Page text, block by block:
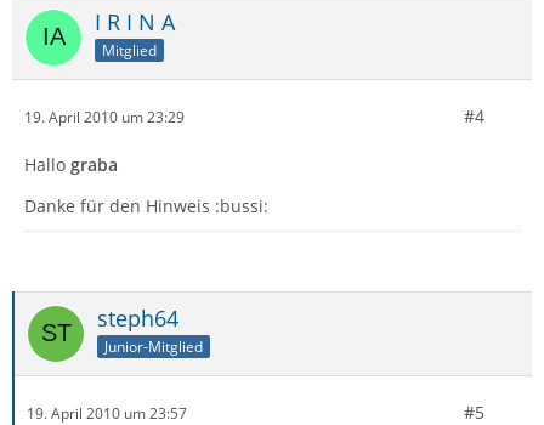
I R I N A
Mitglied
19. April 2010 um 23:29 #4
Hallo graba
Danke für den Hinweis :bussi:
steph64
Junior-Mitglied
19. April 2010 um 23:57 #5